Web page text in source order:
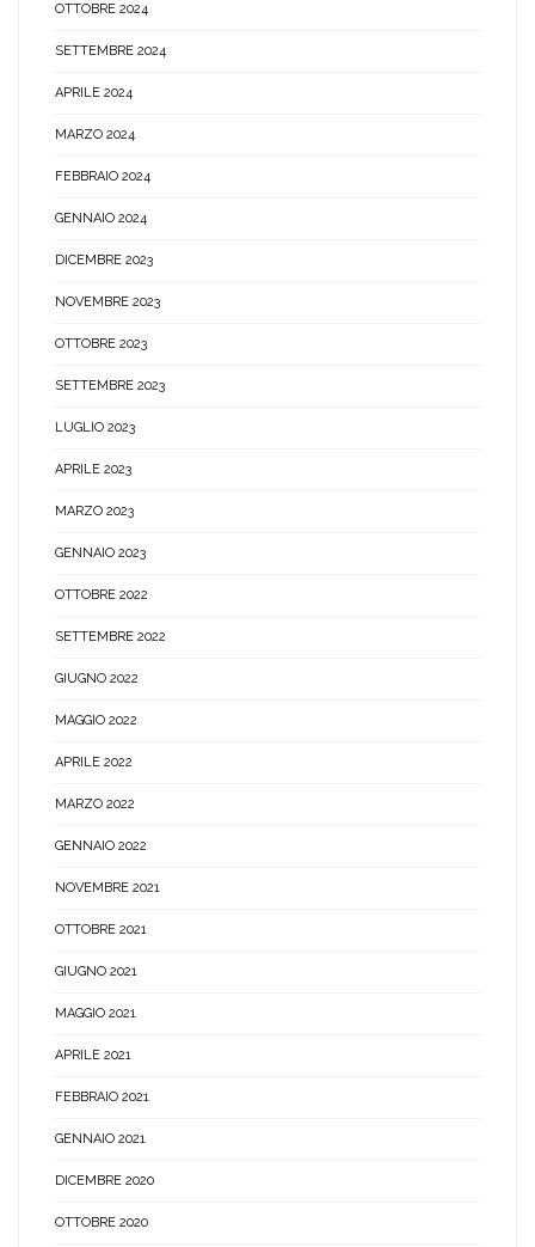
OTTOBRE 2024
SETTEMBRE 2024
APRILE 2024
MARZO 2024
FEBBRAIO 2024
GENNAIO 2024
DICEMBRE 2023
NOVEMBRE 2023
OTTOBRE 2023
SETTEMBRE 2023
LUGLIO 2023
APRILE 2023
MARZO 2023
GENNAIO 2023
OTTOBRE 2022
SETTEMBRE 2022
GIUGNO 2022
MAGGIO 2022
APRILE 2022
MARZO 2022
GENNAIO 2022
NOVEMBRE 2021
OTTOBRE 2021
GIUGNO 2021
MAGGIO 2021
APRILE 2021
FEBBRAIO 2021
GENNAIO 2021
DICEMBRE 2020
OTTOBRE 2020